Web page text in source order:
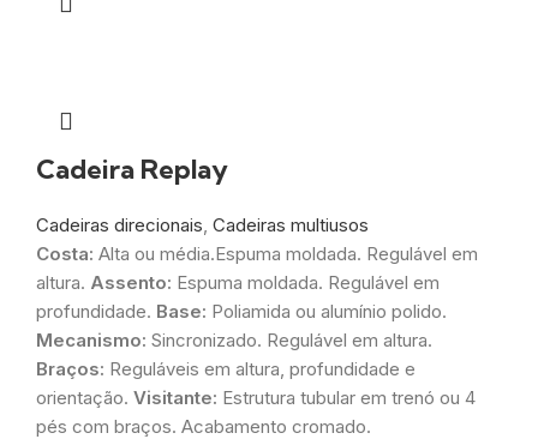
Cadeira Replay
Cadeiras direcionais, Cadeiras multiusos
Costa: Alta ou média.Espuma moldada. Regulável em
altura. Assento: Espuma moldada. Regulável em
profundidade. Base: Poliamida ou alumínio polido.
Mecanismo: Sincronizado. Regulável em altura.
Braços: Reguláveis em altura, profundidade e
orientação. Visitante: Estrutura tubular em trenó ou 4
pés com braços. Acabamento cromado.